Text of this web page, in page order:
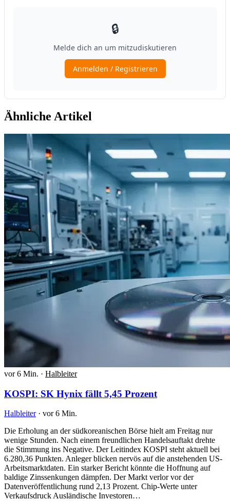
Ähnliche Artikel
vor 6 Min. · Halbleiter
KOSPI: SK Hynix fällt 5,45 Prozent
Halbleiter · vor 6 Min.
Die Erholung an der südkoreanischen Börse hielt am Freitag nur
wenige Stunden. Nach einem freundlichen Handelsauftakt drehte
die Stimmung ins Negative. Der Leitindex KOSPI steht aktuell bei
6.280,36 Punkten. Anleger blicken nervös auf die anstehenden US-
Arbeitsmarktdaten. Ein starker Bericht könnte die Hoffnung auf
baldige Zinssenkungen dämpfen. Der Markt verlor vor der
Datenveröffentlichung rund 2,13 Prozent. Chip-Werte unter
Verkaufsdruck Ausländische Investoren…